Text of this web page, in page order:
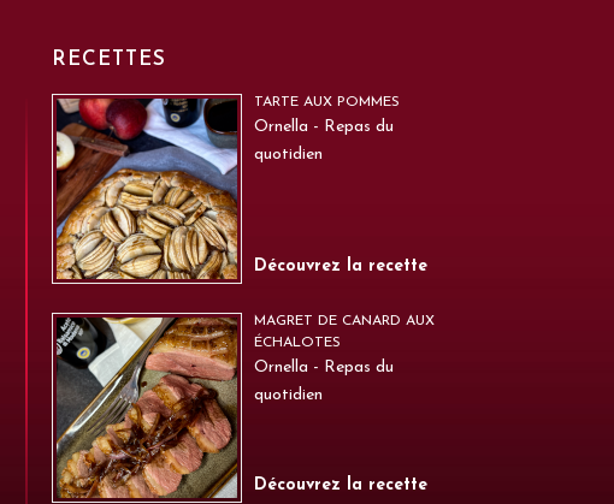
RECETTES
TARTE AUX POMMES
Ornella - Repas du
quotidien
Découvrez la recette
MAGRET DE CANARD AUX
ÉCHALOTES
Ornella - Repas du
quotidien
Découvrez la recette